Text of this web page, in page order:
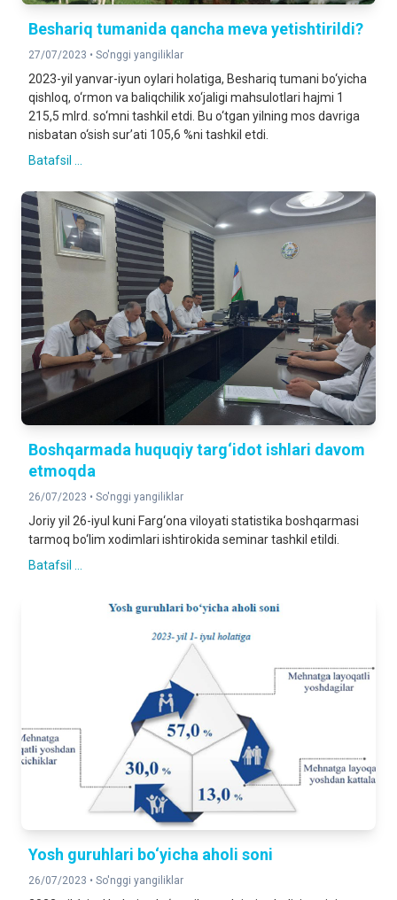
Beshariq tumanida qancha meva yetishtirildi?
27/07/2023 • So'nggi yangiliklar
2023-yil yanvar-iyun oylari holatiga, Beshariq tumani bo‘yicha
qishloq, o‘rmon va baliqchilik xo‘jaligi mahsulotlari hajmi 1
215,5 mlrd. so‘mni tashkil etdi. Bu o‘tgan yilning mos davriga
nisbatan o‘sish sur’ati 105,6 %ni tashkil etdi.
Batafsil ...
Boshqarmada huquqiy targ‘idot ishlari davom
etmoqda
26/07/2023 • So'nggi yangiliklar
Joriy yil 26-iyul kuni Farg‘ona viloyati statistika boshqarmasi
tarmoq bo‘lim xodimlari ishtirokida seminar tashkil etildi.
Batafsil ...
Yosh guruhlari bo‘yicha aholi soni
26/07/2023 • So'nggi yangiliklar